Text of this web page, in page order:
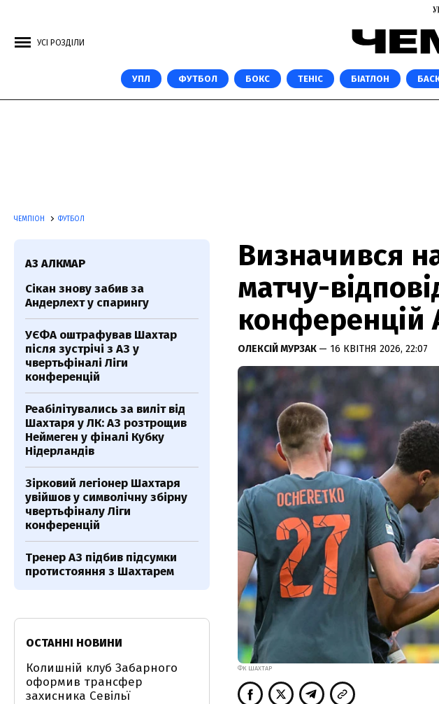
УСІ РОЗДІЛИ
УПЛ ФУТБОЛ БОКС ТЕНІС БІАТЛОН
ЧЕМПІОН ФУТБОЛ
Визначився
матчу-
конференцій
ОЛЕКСІЙ МУРЗАК — 16 КВІТНЯ 2026, 22:07
ФК ШАХТАР
АЗ АЛКМАР
Сікан знову забив за
Андерлехт у спарингу
УЄФА оштрафував Шахтар
після зустрічі з АЗ у
чвертьфіналі Ліги
конференцій
Реабілітувались за виліт від
Шахтаря у ЛК: АЗ розтрощив
Неймеген у фіналі Кубку
Нідерландів
Зірковий легіонер Шахтаря
увійшов у символічну збірну
чвертьфіналу Ліги
конференцій
Тренер АЗ підбив підсумки
протистояння з Шахтарем
ОСТАННІ НОВИНИ
Колишній клуб Забарного
оформив трансфер
захисника Севільї